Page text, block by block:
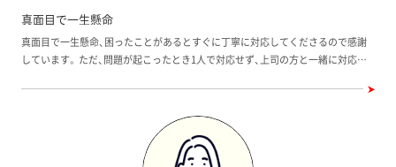
真面目で一生懸命
真面目で一生懸命、困ったことがあるとすぐに丁寧に対応してくださるので感謝
しています。 ただ、問題が起こったとき1人で対応せず、上司の方と一緒に対応し